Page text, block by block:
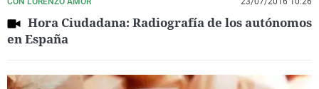
Hora Ciudadana: Radiografía de los autónomos
en España